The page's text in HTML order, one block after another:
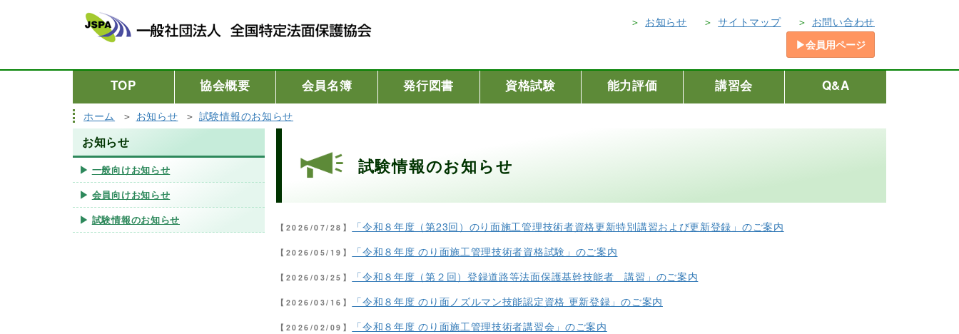
お知らせ サイトマップ
お問い合わせ
▶会員用ページ
TOP 協会概要 会員名簿 発行図書 資格試験 能力評価 講習会 Q&A
ホーム お知らせ 試験情報のお知らせ
試験情報のお知らせ
【2026/07/28】 「令和８年度（第23回）のり面施工管理技術者資格更新特別講習および更新登録」のご案内
【2026/05/19】 「令和８年度 のり面施工管理技術者資格試験」のご案内
【2026/03/25】 「令和８年度（第２回）登録道路等法面保護基幹技能者 講習」のご案内
【2026/03/16】 「令和８年度 のり面ノズルマン技能認定資格 更新登録」のご案内
【2026/02/09】 「令和８年度 のり面施工管理技術者講習会」のご案内
お知らせ
一般向けお知らせ
会員向けお知らせ
試験情報のお知らせ